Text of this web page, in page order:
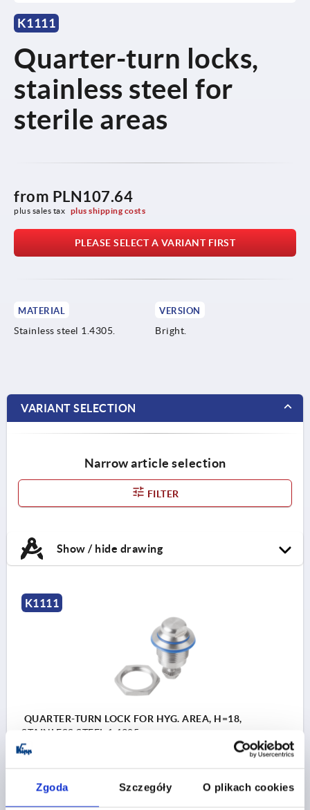
Zgoda Szczegóły O plikach cookies
K1111
Quarter-turn locks,
stainless steel for
sterile areas
from PLN107.64
plus sales tax plus shipping costs
PLEASE SELECT A VARIANT FIRST
MATERIAL
Stainless steel 1.4305.
VERSION
Bright.
VARIANT SELECTION
Narrow article selection
FILTER
Show / hide drawing
K1111
QUARTER-TURN LOCK FOR HYG. AREA, H=18,
STAINLESS STEEL 1.4305
ACTUATION=DOUBLE FLAT
Order number: